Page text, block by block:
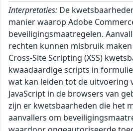
Interpretaties: De
manier waarop Adobe
beveiligingsmaatregelen.
rechten kunnen misbruik
Cross-Site Scripting (XSS)
kwaadaardige scripts in
wat kan leiden tot de uitvoering
JavaScript in de browsers van
zijn er kwetsbaarheden die het
aanvallers om